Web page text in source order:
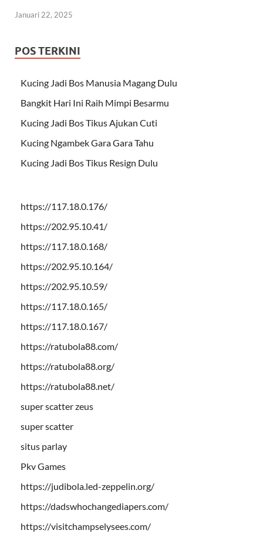
Januari 22, 2025
POS TERKINI
Kucing Jadi Bos Manusia Magang Dulu
Bangkit Hari Ini Raih Mimpi Besarmu
Kucing Jadi Bos Tikus Ajukan Cuti
Kucing Ngambek Gara Gara Tahu
Kucing Jadi Bos Tikus Resign Dulu
https://117.18.0.176/
https://202.95.10.41/
https://117.18.0.168/
https://202.95.10.164/
https://202.95.10.59/
https://117.18.0.165/
https://117.18.0.167/
https://ratubola88.com/
https://ratubola88.org/
https://ratubola88.net/
super scatter zeus
super scatter
situs parlay
Pkv Games
https://judibola.led-zeppelin.org/
https://dadswhochangediapers.com/
https://visitchampselysees.com/